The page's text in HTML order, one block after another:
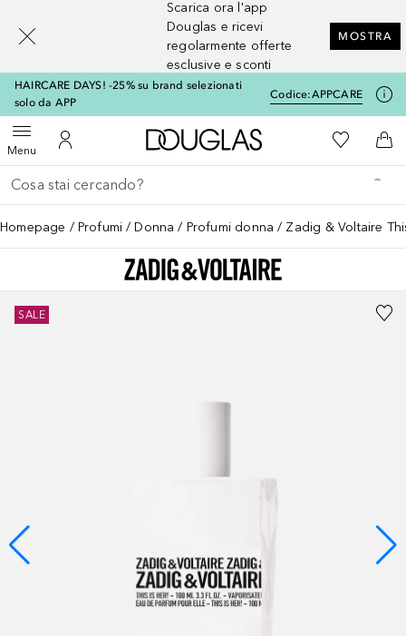
Scarica ora l'app
Douglas e ricevi
regolarmente offerte
esclusive e sconti
MOSTRA
HAIRCARE DAYS! -25% su brand selezionati
solo da APP
Codice:APPCARE
MenuApri menuAl Mio Account
A Douglas HomeAlla Mia
Al
Torna indietro
Esegui ricerca
Homepage Profumi Donna Profumi donna Zadig & Voltaire
SALE
[navigation.slideout.screenreader]